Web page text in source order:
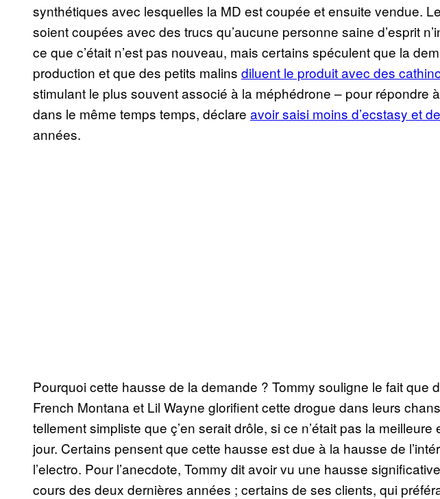
synthétiques avec lesquelles la MD est coupée et ensuite vendue.
soient coupées avec des trucs qu’aucune personne saine d’esprit
ce que c’était n’est pas nouveau, mais certains spéculent que la
production et que des petits malins diluent le produit avec des
stimulant le plus souvent associé à la méphédrone – pour répondre
dans le même temps temps, déclare avoir saisi moins d’ecstasy et
années.
Pourquoi cette hausse de la demande ? Tommy souligne le fait que
French Montana et Lil Wayne glorifient cette drogue dans leurs
tellement simpliste que ç’en serait drôle, si ce n’était pas la
jour. Certains pensent que cette hausse est due à la hausse de
l’electro. Pour l’anecdote, Tommy dit avoir vu une hausse
cours des deux dernières années ; certains de ses clients, qui